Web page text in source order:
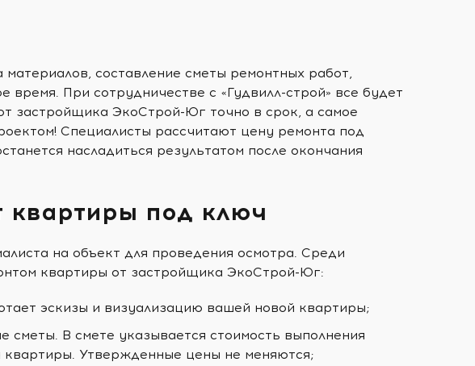
материалов, составление сметы ремонтных работ,
время. При сотрудничестве с «Гудвилл-строй» все будет
застройщика ЭкоСтрой-Юг точно в срок, а самое
Специалисты рассчитают цену ремонта под
насладиться результатом после окончания
квартиры под ключ
на объект для проведения осмотра. Среди
квартиры от застройщика ЭкоСтрой-Юг:
эскизы и визуализацию вашей новой квартиры;
сметы. В смете указывается стоимость выполнения
квартиры. Утвержденные цены не меняются;